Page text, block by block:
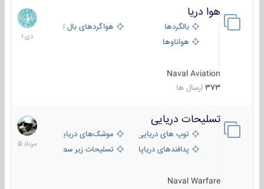
هوا دریا
بالگردها
هواگردهای بال ثابت
هواناوها
Naval Aviation
373 ارسال ها
12
دی
1401
تسلیحات دریایی
توپ های دریایی
موشک‌های دریایی
پدافندهای دریاپایه
تسلیحات زیر سطحی
Naval Warfare
2
مرداد
1405